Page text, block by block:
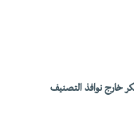
خارج نوافذ التصنيف